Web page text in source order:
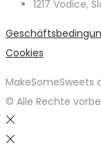
1217 Vodice,
Cookies
MakeSomeSweets
© Alle Rechte